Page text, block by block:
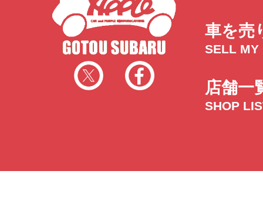
車を売
SELL MY
店舗一
SHOP